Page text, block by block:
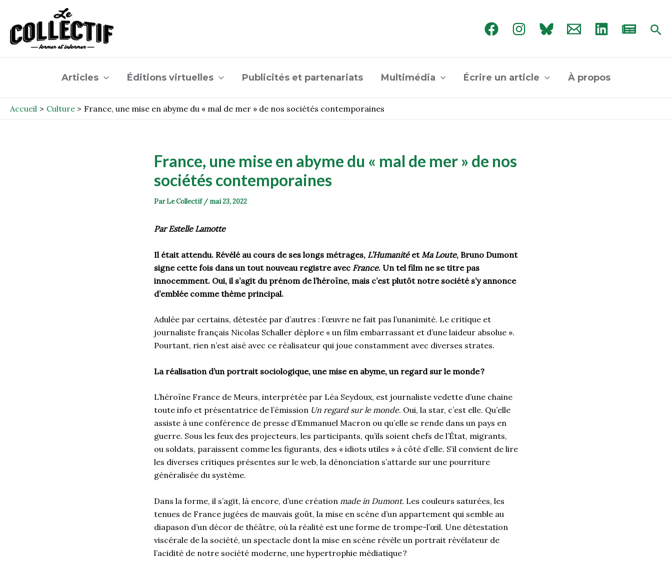
contenu
Articles Éditions virtuelles Publicités et partenariats Multimédia Écrire un article À propos
Accueil Culture France, une mise en abyme du « mal de mer » de nos sociétés contemporaines
France, une mise en abyme du « mal de mer » de nos
sociétés contemporaines
ParLe Collectif / mai 23, 2022
Par Estelle Lamotte
Il était attendu. Révélé au cours de ses longs métrages, L’Humanitéet Ma Loute, Bruno Dumont
signe cette fois dans un tout nouveau registre avec France. Un tel film ne se titre pas
innocemment. Oui, il s’agit du prénom de l’héroïne, mais c’est plutôt notre société s’y annonce
d’emblée comme thème principal.
Adulée par certains, détestée par d’autres : l’œuvre ne fait pas l’unanimité. Le critique et
journaliste français Nicolas Schaller déplore « un film embarrassant et d’une laideur absolue ».
Pourtant, rien n’est aisé avec ce réalisateur qui joue constamment avec diverses strates.
La réalisation d’un portrait sociologique, une mise en abyme, un regard sur le monde?
L’héroïne France de Meurs, interprétée par Léa Seydoux, est journaliste vedette d’une chaine
toute info et présentatrice de l’émission Un regard sur le monde. Oui, la star, c’est elle. Qu’elle
assiste à une conférence de presse d’Emmanuel Macron ou qu’elle se rende dans un pays en
guerre. Sous les feux des projecteurs, les participants, qu’ils soient chefs de l’État, migrants,
ou soldats, paraissent comme les figurants, des « idiots utiles » à côté d’elle. S’il convient de lire
les diverses critiques présentes sur le web, la dénonciation s’attarde sur une pourriture
généralisée du système.
Dans la forme, il s’agit, là encore, d’une création made in Dumont. Les couleurs saturées, les
tenues de France jugées de mauvais goût, la mise en scène d’un appartement qui semble au
diapason d’un décor de théâtre, où la réalité est une forme de trompe-l’œil. Une détestation
viscérale de la société, un spectacle dont la mise en scène révèle un portrait révélateur de
l’acidité de notre société moderne, une hypertrophie médiatique ?